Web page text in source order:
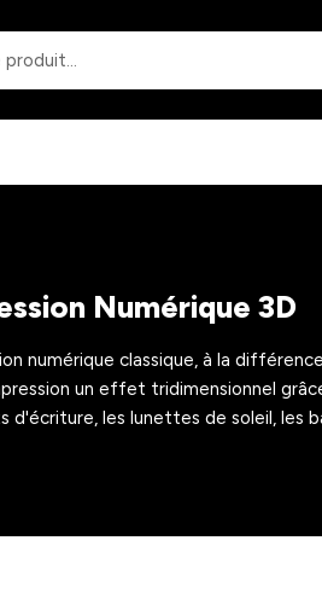
Numérique 3D
numérique classique, à la
un effet tridimensionnel
d'écriture, les lunettes de soleil,